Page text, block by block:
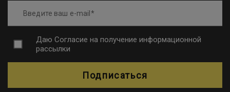
Введите ваш e-mail
Даю Согласие на получение информационной
рассылки
Подписаться